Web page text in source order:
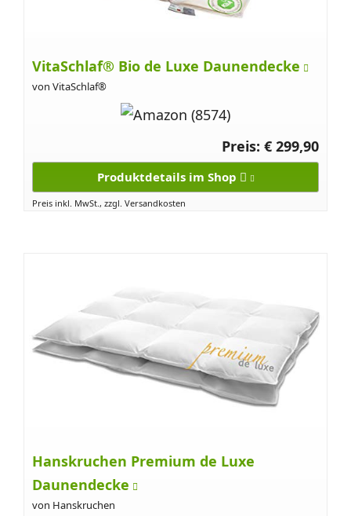
VitaSchlaf® Bio de Luxe Daunendecke
von VitaSchlaf®
Preis: € 299,90
Produktdetails im Shop
Preis inkl. MwSt., zzgl. Versandkosten
Hanskruchen Premium de Luxe
Daunendecke
von Hanskruchen